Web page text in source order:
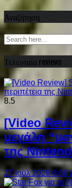
Αναζήτηση
Τελευταία reviews
8.5
[Video
μεγάλη
της
27 Ιούλ 2026 8:00